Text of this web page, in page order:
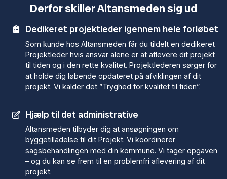
Derfor skiller Altansmeden sig ud
Dedikeret projektleder igennem hele forløbet
Som kunde hos Altansmeden får du tildelt en dedikeret
Projektleder hvis ansvar alene er at aflevere dit projekt
til tiden og i den rette kvalitet. Projektlederen sørger for
at holde dig løbende opdateret på afviklingen af dit
projekt. Vi kalder det ”Tryghed for kvalitet til tiden”.
Hjælp til det administrative
Altansmeden tilbyder dig at ansøgningen om
byggetilladelse til dit Projekt. Vi koordinerer
sagsbehandlingen med din kommune. Vi tager opgaven
– og du kan se frem til en problemfri aflevering af dit
projekt.